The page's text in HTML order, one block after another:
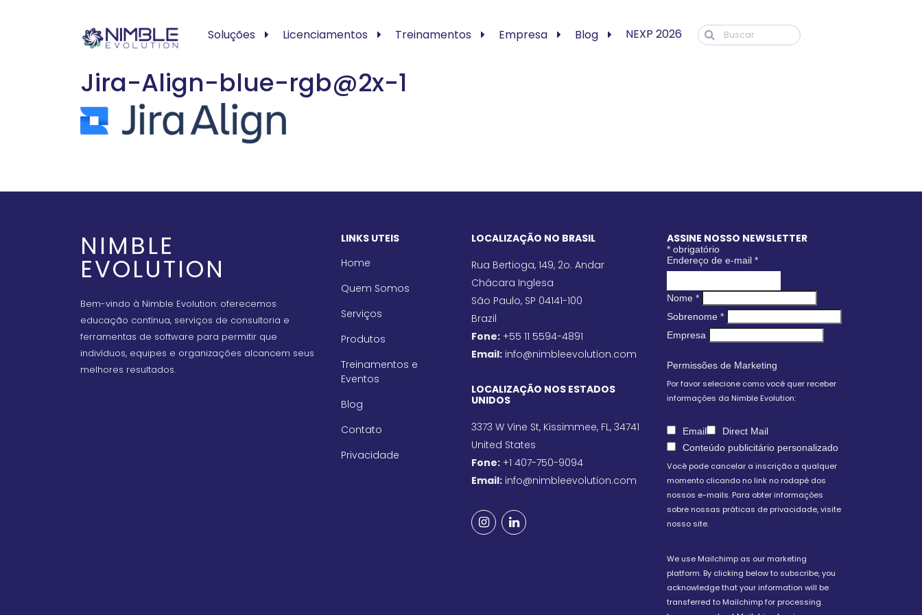
Soluções Licenciamentos Treinamentos Empresa Blog NEXP 2026
Jira-Align-blue-rgb@2x-1
NIMBLE
EVOLUTION
Bem-vindo à Nimble Evolution: oferecemos
educação contínua, serviços de consultoria e
ferramentas de software para permitir que
indivíduos, equipes e organizações alcancem seus
melhores resultados.
LINKS UTEIS
Home
Quem Somos
Serviços
Produtos
Treinamentos e
Eventos
Blog
Contato
Privacidade
LOCALIZAÇÃO NO BRASIL
Rua Bertioga, 149, 2o. Andar
Chácara Inglesa
São Paulo, SP 04141-100
Brazil
Fone: +55 11 5594-4891
Email: info@nimbleevolution.com
LOCALIZAÇÃO NOS ESTADOS
UNIDOS
3373 W Vine St, Kissimmee, FL, 34741
United States
Fone: +1 407-750-9094
Email: info@nimbleevolution.com
ASSINE NOSSO NEWSLETTER
* obrigatório
Endereço de e-mail *
Nome *
Sobrenome *
Empresa
Permissões de Marketing
Por favor selecione como você quer receber
informações da Nimble Evolution:
Email
Direct Mail
Conteúdo publicitário personalizado
Você pode cancelar a inscrição a qualquer
momento clicando no link no rodapé dos
nossos e-mails. Para obter informações
sobre nossas práticas de privacidade, visite
nosso site.
We use Mailchimp as our marketing
platform. By clicking below to subscribe, you
acknowledge that your information will be
transferred to Mailchimp for processing.